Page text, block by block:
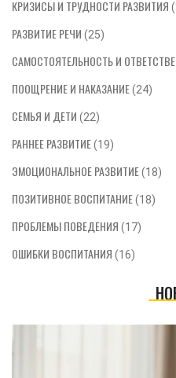
КРИЗИСЫ И ТРУДНОСТИ РАЗВИТИЯ
РАЗВИТИЕ РЕЧИ (25)
САМОСТОЯТЕЛЬНОСТЬ И
ПООЩРЕНИЕ И НАКАЗАНИЕ(24)
СЕМЬЯ И ДЕТИ (22)
РАННЕЕ РАЗВИТИЕ(19)
ЭМОЦИОНАЛЬНОЕ РАЗВИТИЕ(18)
ПОЗИТИВНОЕ ВОСПИТАНИЕ(18)
ПРОБЛЕМЫ ПОВЕДЕНИЯ (17)
ОШИБКИ ВОСПИТАНИЯ (16)